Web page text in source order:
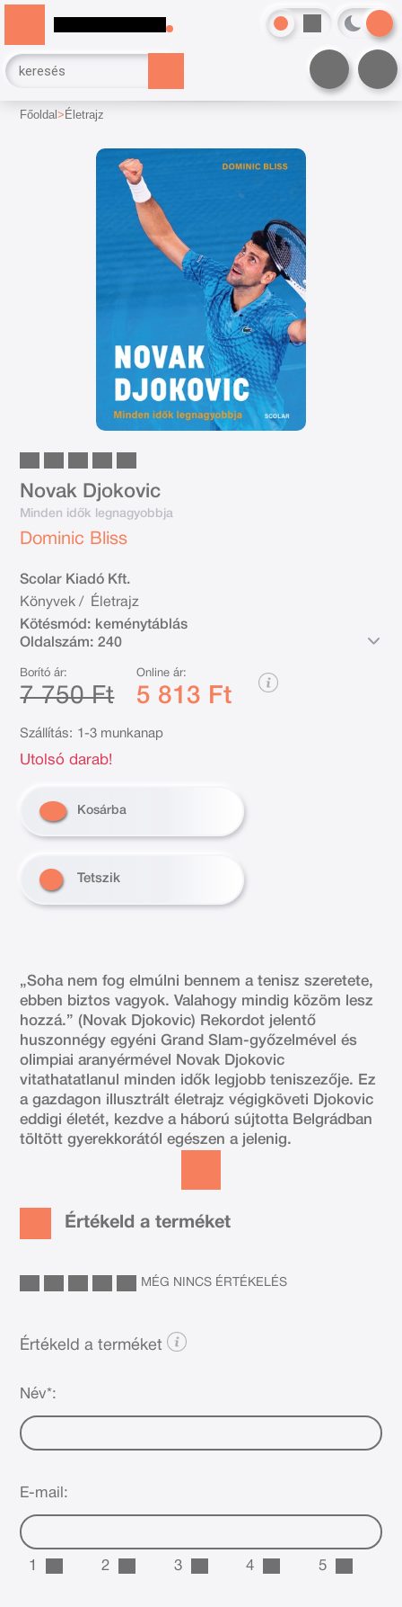
Főoldal Életrajz
Novak Djokovic
Minden idők legnagyobbja
Dominic Bliss
Scolar Kiadó Kft.
Könyvek /
Életrajz
Kötésmód: keménytáblás
Oldalszám: 240
Borító ár:
7 750 Ft
Online ár:
5 813 Ft
Szállítás: 1-3 munkanap
Utolsó darab!
Kosárba
Tetszik
„Soha nem fog elmúlni bennem a tenisz szeretete,
ebben biztos vagyok. Valahogy mindig közöm lesz
hozzá.” (Novak Djokovic) Rekordot jelentő
huszonnégy egyéni Grand Slam-győzelmével és
olimpiai aranyérmével Novak Djokovic
vitathatatlanul minden idők legjobb teniszezője. Ez
a gazdagon illusztrált életrajz végigköveti Djokovic
eddigi életét, kezdve a háború sújtotta Belgrádban
töltött gyerekkorától egészen a jelenig.
Értékeld a terméket
MÉG NINCS ÉRTÉKELÉS
Értékeld a terméket
Név*:
E-mail:
1 2 3 4 5